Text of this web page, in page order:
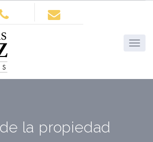
la propiedad